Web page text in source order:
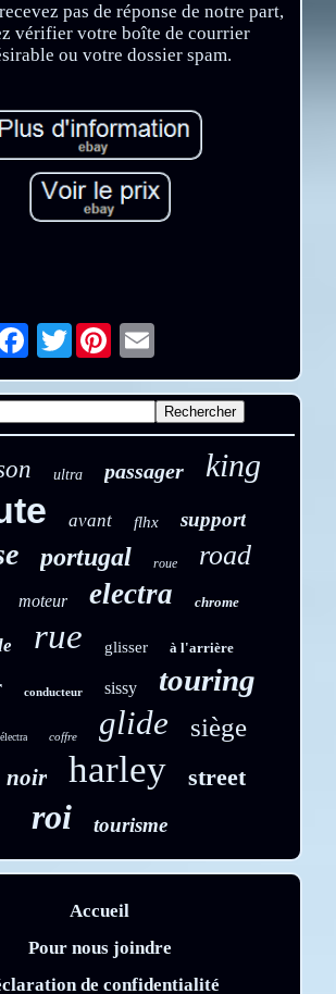
pas de réponse de notre part,
vérifier votre boîte de courrier
ou votre dossier spam.
Twitter Email
ultra passager king
avant flhx support
portugal roue road
moteur electra chrome
rue glisser à l'arrière
conducteur sissy touring
électra coffre glide siège
noir harley street
roi tourisme
Accueil
Pour nous joindre
de confidentialité